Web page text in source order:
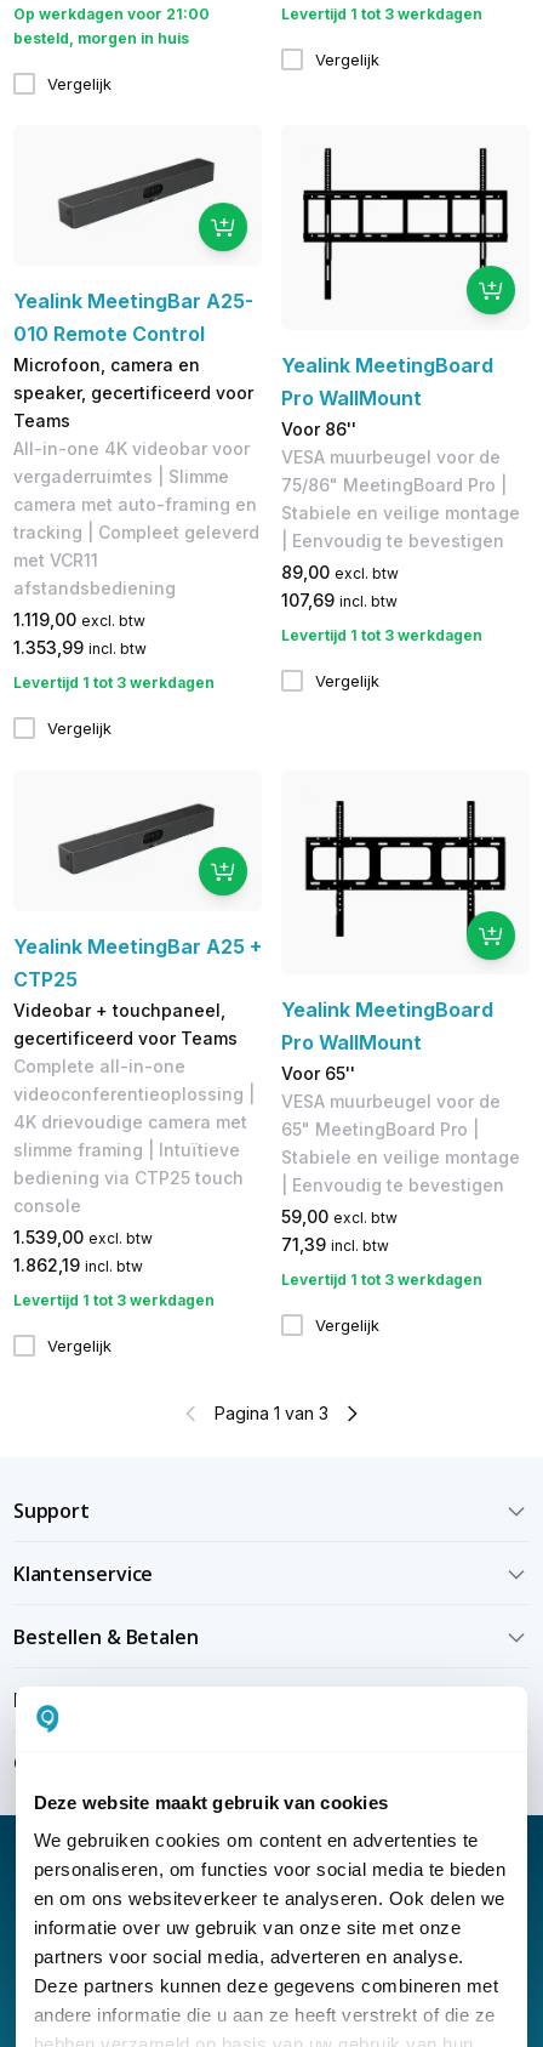
Deze website maakt gebruik van cookies
We gebruiken cookies om content en advertenties te
personaliseren, om functies voor social media te bieden
en om ons websiteverkeer te analyseren. Ook delen we
informatie over uw gebruik van onze site met onze
partners voor social media, adverteren en analyse.
Deze partners kunnen deze gegevens combineren met
andere informatie die u aan ze heeft verstrekt of die ze
Op werkdagen voor 21:00
besteld, morgen in huis
Vergelijk
Levertijd 1 tot 3 werkdagen
Vergelijk
Yealink MeetingBar A25-
010 Remote Control
Microfoon, camera en
speaker, gecertificeerd voor
Teams
All-in-one 4K videobar voor
vergaderruimtes | Slimme
camera met auto-framing en
tracking | Compleet geleverd
met VCR11
afstandsbediening
1.119,00 excl. btw
1.353,99 incl. btw
Levertijd 1 tot 3 werkdagen
Vergelijk
Yealink MeetingBoard
Pro WallMount
Voor 86''
VESA muurbeugel voor de
75/86" MeetingBoard Pro |
Stabiele en veilige montage
| Eenvoudig te bevestigen
89,00 excl. btw
107,69 incl. btw
Levertijd 1 tot 3 werkdagen
Vergelijk
Yealink MeetingBar A25 +
CTP25
Videobar + touchpaneel,
gecertificeerd voor Teams
Complete all-in-one
videoconferentieoplossing |
4K drievoudige camera met
slimme framing | Intuïtieve
bediening via CTP25 touch
console
1.539,00 excl. btw
1.862,19 incl. btw
Levertijd 1 tot 3 werkdagen
Vergelijk
Yealink MeetingBoard
Pro WallMount
Voor 65''
VESA muurbeugel voor de
65" MeetingBoard Pro |
Stabiele en veilige montage
| Eenvoudig te bevestigen
59,00 excl. btw
71,39 incl. btw
Levertijd 1 tot 3 werkdagen
Vergelijk
Pagina 1 van 3
Support
Klantenservice
Bestellen & Betalen
Bezorgen & installeren
Over KommaGo
Nieuwsbrief
Klantenservice